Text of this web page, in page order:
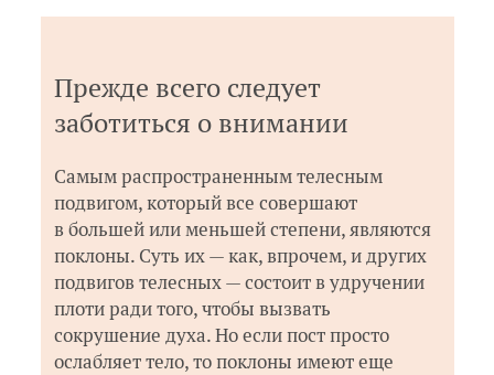
Прежде всего следует
заботиться о внимании
Самым распространенным телесным
подвигом, который все совершают
в большей или меньшей степени, являются
поклоны. Суть их — как, впрочем, и других
подвигов телесных — состоит в удручении
плоти ради того, чтобы вызвать
сокрушение духа. Но если пост просто
ослабляет тело, то поклоны имеют еще